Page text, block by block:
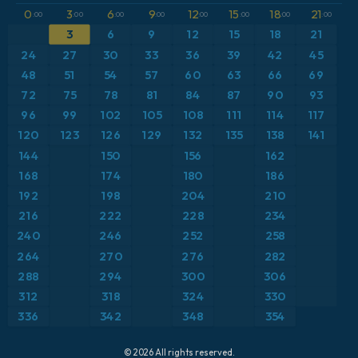
ICON Niemcy 2 km
Bliski Wschód
Brazylia
Europa
Francja
Grecja
Hiszpania
Islandia
Karaiby
Meksyk
Niemcy
CAPE
Ciśnienie
Pokrywa śnieżna
Porywy wiatru
Punkt rosy na 2 m
Suma opadów
Temperatura na 2 m
Temperatura na 500 hPa
Wiatr na 10 m
Wiatr na 300 hPa (prąd strumieniowy)
Wysokość geopotencjalna na poziomie 500 hPa
0 :00 3:00 6:00 9:00 12:00 15 :00 18:00 21:00
3 6 9 12 15 18 21
24 27 30 33 36 39 42
45
48
51 54 57 60 63 66 69
72 75 78 81 84 87 90 93
96 99 102 105 108 111 114 117
120 123 126 129 132 135 138
141
144
150 156
162
168
174 180
186
192
198 204 210
216 222 228 234
240 246 252
258
264
270 276
282
288
294 300
306
312
318 324 330
336 342 348 354
© 2026 All rights reserved.